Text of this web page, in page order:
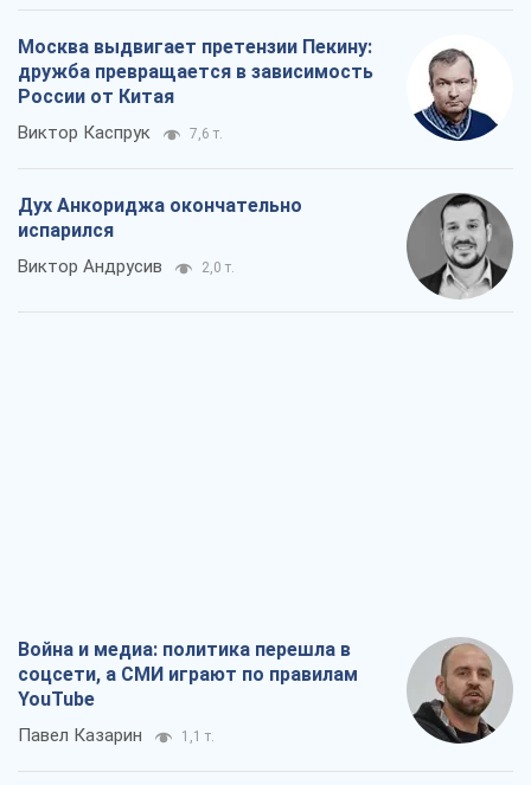
Москва выдвигает претензии Пекину:
дружба превращается в зависимость
России от Китая
Виктор Каспрук 7,6 т.
Дух Анкориджа окончательно
испарился
Виктор Андрусив 2,0 т.
Война и медиа: политика перешла в
соцсети, а СМИ играют по правилам
YouTube
Павел Казарин 1,1 т.